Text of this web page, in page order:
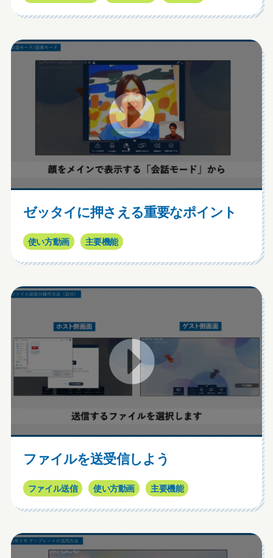
ゼッタイに押さえる重要なポイント
使い方動画 主要機能
ファイルを送受信しよう
ファイル送信 使い方動画 主要機能